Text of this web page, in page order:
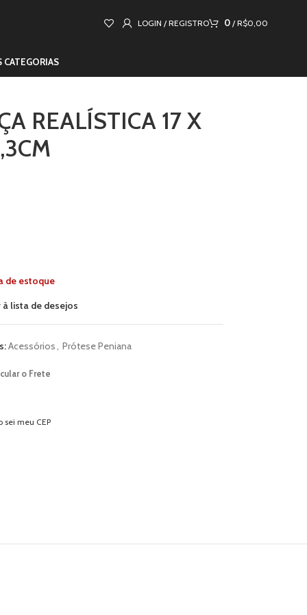
LOGIN / REGISTRO 0 / R$0,00
CATEGORIAS
REALÍSTICA 17 X
de estoque
à lista de desejos
Acessórios, Prótese Peniana
o Frete
sei meu CEP